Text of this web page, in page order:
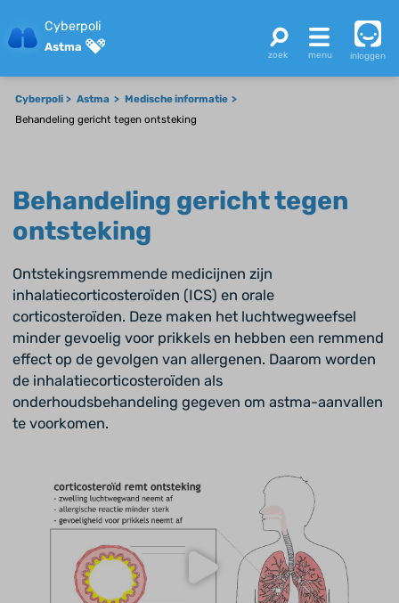
Cyberpoli
Astma
inloggen
Cyberpoli Astma
Medische informatie
Behandeling gericht tegen ontsteking
Behandeling gericht tegen
ontsteking
Ontstekingsremmende medicijnen zijn
inhalatiecorticosteroïden (ICS) en orale
corticosteroïden. Deze maken het luchtwegweefsel
minder gevoelig voor prikkels en hebben een remmend
effect op de gevolgen van allergenen. Daarom worden
de inhalatiecorticosteroïden als
onderhoudsbehandeling gegeven om astma-aanvallen
te voorkomen.